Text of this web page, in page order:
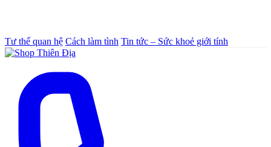
Tư thế quan hệ Cách làm tình Tin tức – Sức khoẻ giới tính